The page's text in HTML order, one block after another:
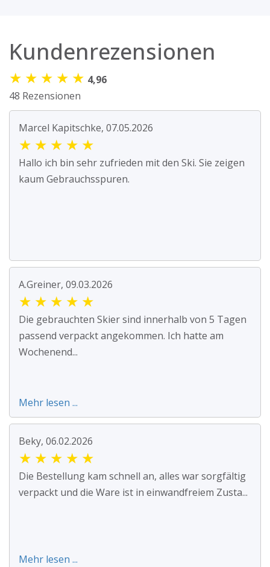
Kundenrezensionen
★ ★ ★ ★ ★ 4,96
48 Rezensionen
Marcel Kapitschke, 07.05.2026
★ ★ ★ ★ ★
Hallo ich bin sehr zufrieden mit den Ski. Sie zeigen
kaum Gebrauchsspuren.
A.Greiner, 09.03.2026
★ ★ ★ ★ ★
Die gebrauchten Skier sind innerhalb von 5 Tagen
passend verpackt angekommen. Ich hatte am
Wochenend...
Mehr lesen ...
Beky, 06.02.2026
★ ★ ★ ★ ★
Die Bestellung kam schnell an, alles war sorgfältig
verpackt und die Ware ist in einwandfreiem Zusta...
Mehr lesen ...